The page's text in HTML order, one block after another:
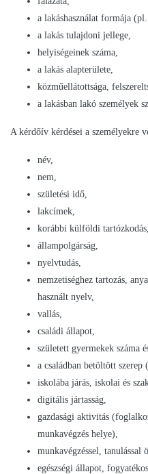
a lakáshasználat formája
a lakás tulajdoni jellege,
helyiségeinek száma,
a lakás alapterülete,
közműellátottsága,
a lakásban lakó személyek
A kérdőív kérdései a személyekre
név,
nem,
születési idő,
lakcímek,
korábbi külföldi tartózkodás,
állampolgárság,
nyelvtudás,
nemzetiséghez tartozás,
használt nyelv,
vallás,
családi állapot,
született gyermekek száma
a családban betöltött
iskolába járás, iskolai és
digitális jártasság,
gazdasági aktivitás
munkavégzés helye),
munkavégzéssel, tanulással
egészségi állapot,